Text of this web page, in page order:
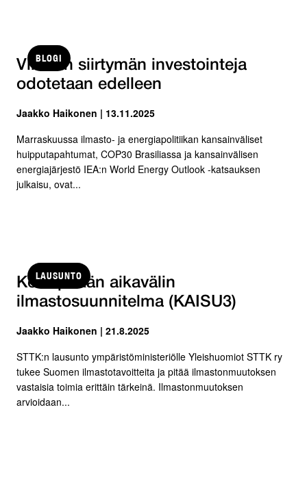
BLOGI
Vihreän siirtymän investointeja
odotetaan edelleen
Jaakko Haikonen | 13.11.2025
Marraskuussa ilmasto- ja energiapolitiikan kansainväliset
huipputapahtumat, COP30 Brasiliassa ja kansainvälisen
energiajärjestö IEA:n World Energy Outlook -katsauksen
julkaisu, ovat...
LAUSUNTO
Keskipitkän aikavälin
ilmastosuunnitelma (KAISU3)
Jaakko Haikonen | 21.8.2025
STTK:n lausunto ympäristöministeriölle Yleishuomiot STTK ry
tukee Suomen ilmastotavoitteita ja pitää ilmastonmuutoksen
vastaisia toimia erittäin tärkeinä. Ilmastonmuutoksen
arvioidaan...